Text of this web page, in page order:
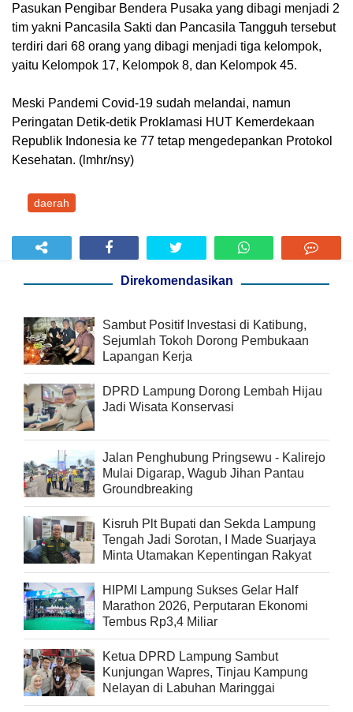
Pasukan Pengibar Bendera Pusaka yang dibagi menjadi 2
tim yakni Pancasila Sakti dan Pancasila Tangguh tersebut
terdiri dari 68 orang yang dibagi menjadi tiga kelompok,
yaitu Kelompok 17, Kelompok 8, dan Kelompok 45.
Meski Pandemi Covid-19 sudah melandai, namun
Peringatan Detik-detik Proklamasi HUT Kemerdekaan
Republik Indonesia ke 77 tetap mengedepankan Protokol
Kesehatan. (lmhr/nsy)
daerah
Direkomendasikan
Sambut Positif Investasi di Katibung,
Sejumlah Tokoh Dorong Pembukaan
Lapangan Kerja
DPRD Lampung Dorong Lembah Hijau
Jadi Wisata Konservasi
Jalan Penghubung Pringsewu - Kalirejo
Mulai Digarap, Wagub Jihan Pantau
Groundbreaking
Kisruh Plt Bupati dan Sekda Lampung
Tengah Jadi Sorotan, I Made Suarjaya
Minta Utamakan Kepentingan Rakyat
HIPMI Lampung Sukses Gelar Half
Marathon 2026, Perputaran Ekonomi
Tembus Rp3,4 Miliar
Ketua DPRD Lampung Sambut
Kunjungan Wapres, Tinjau Kampung
Nelayan di Labuhan Maringgai